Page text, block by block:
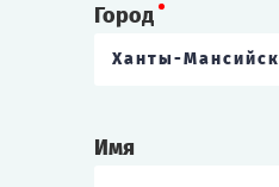
Город
Ханты-Мансийск
Имя